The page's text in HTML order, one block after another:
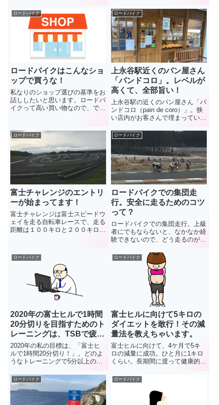
イムなのに、甘くない。こんなキ
ツイ坂、何本も登るなんて、私に
は絶対にムリ！
にして、50－34Tのコンパクトク
ランクをチョイスするのが一般的
だけど、禁断の52－34Tって組み
合わせはどうだろう。
ロードバイク
ロードバイクはこんなショ
ップで買うな！
私なりのショップ選びの基準をお
話ししたいと思います。ロードバ
イクって高い買い物なので、でき
です。買ってからのメンテやイベ
ントへの参加などを考えると、相
性が大事です。
ロードバイク
上永谷駅近くのパン屋さん
「パンドコロ」。レベルが
高くて、全部旨い！
上永谷駅の近くのパン屋さん「パ
ンドコロ（pain de coro）」。狭
い店内がお客さんで埋まってい
つか購入して食べてみると、かな
りハイレベルでハズレ無し。環状
2号からもすぐなので、毎週通っ
てしまってます。
ロードバイク
富士チャレンジのエントリ
ーが始まってます！
富士チャレンジは富士スピードウ
ェイを走る自転車レースで、走る
距離は１００キロと２００キロ。
ての走行も体験できます。参加を
迷っている方に向けて、昨年の富
士ヒルを振り返ってみたいと思い
ロードバイク
ロードバイクでの集団走
行。安全に走るためのコツ
って？
ロードバイクでの集団走行。上級
者にでもならないと、なかなか経
験できないので、どう走るのが正
ね。安全に入るためのコツを色々
調べてみたんですが、結局は私生
活にも通じる「アレ」が一番重要
だとの結論になってしまいまし
ロードバイク
2020年の富士ヒルで1時間
20分切りを目指すためのト
レーニングは、TSBで疲労
度と戦闘力の管理がキモ！
2020年の私の目標は、「富士ヒ
ルで1時間20分切り！」。どのよ
うなトレーニングで5分以上のタ
かない52歳。トレーニング計画
の肝は、「TSBで疲労度と戦闘力
を管理する」です。
ロードバイク
富士ヒルに向けて5キロの
ダイエットを敢行！その減
量法を教えちゃいます。
富士ヒルに向けて、4ケ月で5キ
ロの減量に成功。ひと月に1キロ
くらい。長期間に渡って健康的に
ワーも維持したまま。50歳を超
えても前年のタイムを4分ほど更
新。今日はそんな私の、「減量
法」を紹介したいと思います。
ロードバイク ロードバイク